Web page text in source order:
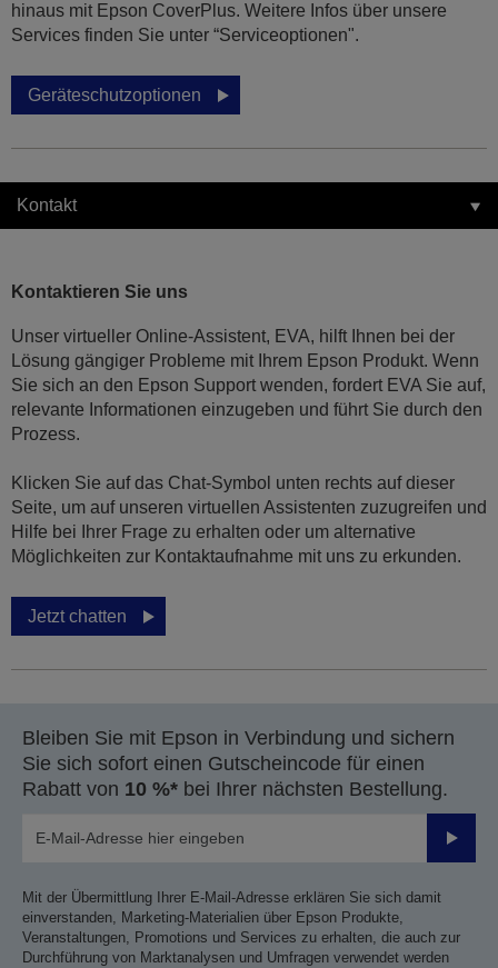
hinaus mit Epson CoverPlus. Weitere Infos über unsere
Services finden Sie unter “Serviceoptionen".
Geräteschutzoptionen
Kontakt
Kontaktieren Sie uns
Unser virtueller Online-Assistent, EVA, hilft Ihnen bei der
Lösung gängiger Probleme mit Ihrem Epson Produkt. Wenn
Sie sich an den Epson Support wenden, fordert EVA Sie auf,
relevante Informationen einzugeben und führt Sie durch den
Prozess.
Klicken Sie auf das Chat-Symbol unten rechts auf dieser
Seite, um auf unseren virtuellen Assistenten zuzugreifen und
Hilfe bei Ihrer Frage zu erhalten oder um alternative
Möglichkeiten zur Kontaktaufnahme mit uns zu erkunden.
Jetzt chatten
Bleiben Sie mit Epson in Verbindung und sichern
Sie sich sofort einen Gutscheincode für einen
Rabatt von 10 %* bei Ihrer nächsten Bestellung.
Mit der Übermittlung Ihrer E-Mail-Adresse erklären Sie sich damit
einverstanden, Marketing-Materialien über Epson Produkte,
Veranstaltungen, Promotions und Services zu erhalten, die auch zur
Durchführung von Marktanalysen und Umfragen verwendet werden